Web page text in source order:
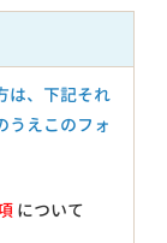
は、下記それ
うえこのフォ
について